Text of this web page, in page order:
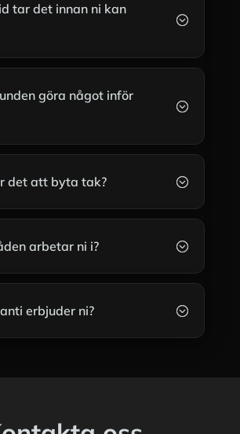
;
tar det innan ni kan
;
göra något inför
;
det att byta tak?
;
arbetar ni i?
;
erbjuder ni?